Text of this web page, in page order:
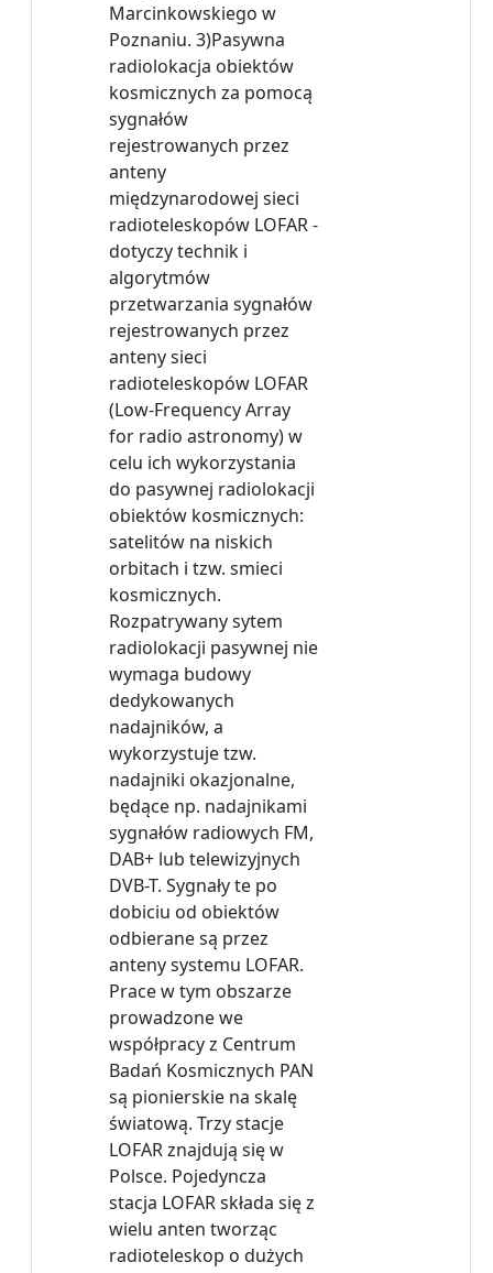
Marcinkowskiego w
Poznaniu. 3)Pasywna
radiolokacja obiektów
kosmicznych za pomocą
sygnałów
rejestrowanych przez
anteny
międzynarodowej sieci
radioteleskopów LOFAR -
dotyczy technik i
algorytmów
przetwarzania sygnałów
rejestrowanych przez
anteny sieci
radioteleskopów LOFAR
(Low-Frequency Array
for radio astronomy) w
celu ich wykorzystania
do pasywnej radiolokacji
obiektów kosmicznych:
satelitów na niskich
orbitach i tzw. smieci
kosmicznych.
Rozpatrywany sytem
radiolokacji pasywnej nie
wymaga budowy
dedykowanych
nadajników, a
wykorzystuje tzw.
nadajniki okazjonalne,
będące np. nadajnikami
sygnałów radiowych FM,
DAB+ lub telewizyjnych
DVB-T. Sygnały te po
dobiciu od obiektów
odbierane są przez
anteny systemu LOFAR.
Prace w tym obszarze
prowadzone we
współpracy z Centrum
Badań Kosmicznych PAN
są pionierskie na skalę
światową. Trzy stacje
LOFAR znajdują się w
Polsce. Pojedyncza
stacja LOFAR składa się z
wielu anten tworząc
radioteleskop o dużych